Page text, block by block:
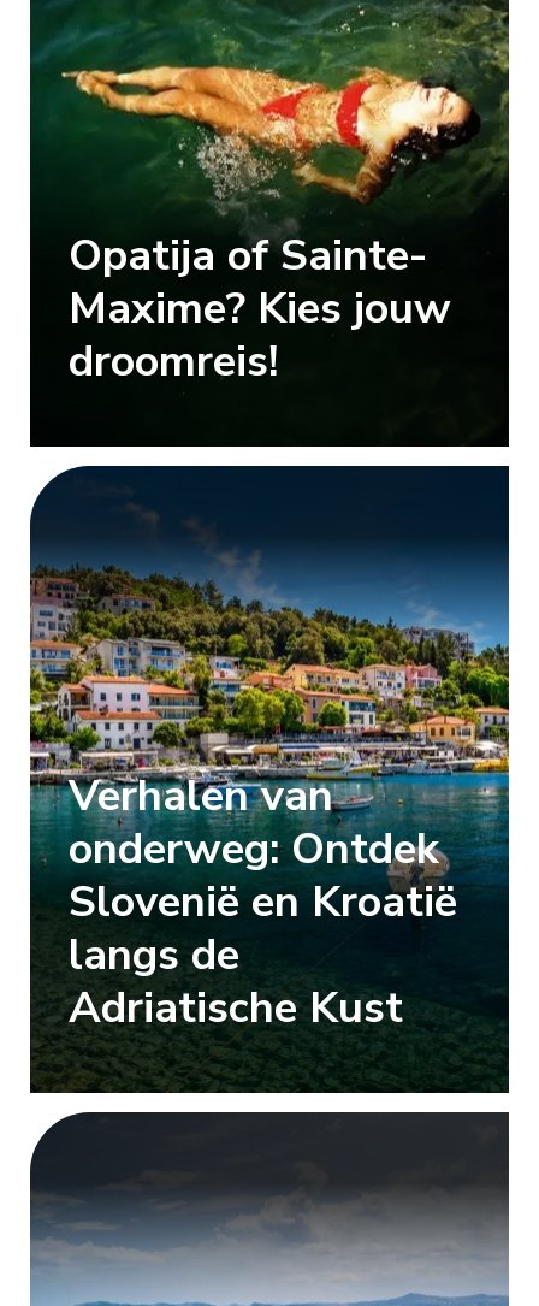
Opatija of Sainte-
Maxime? Kies jouw
droomreis!
Verhalen van
onderweg: Ontdek
Slovenië en Kroatië
langs de
Adriatische Kust